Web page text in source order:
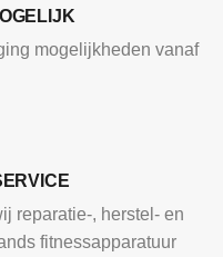
mogelijkheden vanaf
reparatie-, herstel- en
fitnessapparatuur